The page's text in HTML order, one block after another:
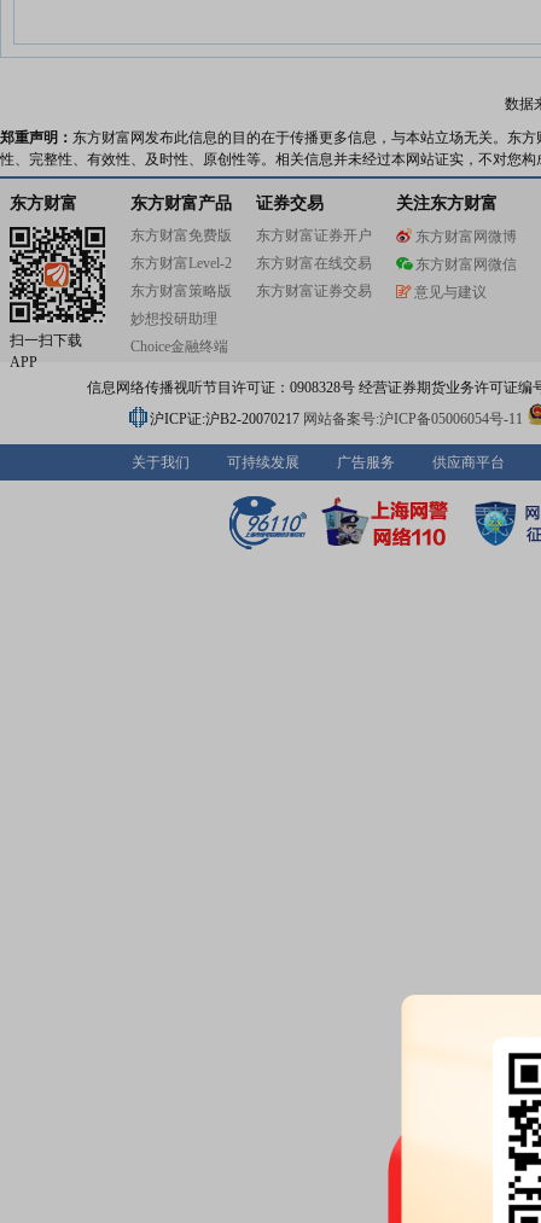
数据
郑重声明： 东方财富网发布此信息的目的在于传播更多信息，与本站立场无关。东
性、完整性、有效性、及时性、原创性等。相关信息并未经过本网站证实，不对您
东方财富
扫一扫下载
APP
东方财富产品
东方财富免费版
东方财富Level-2
东方财富策略版
妙想投研助理
Choice金融终端
证券交易
东方财富证券开户
东方财富在线交易
东方财富证券交易
关注东方财富
东方财富网微博
东方财富网微信
意见与建议
信息网络传播视听节目许可证：0908328号 经营证券期货业务许可证编
沪ICP证:沪B2-20070217 网站备案号:沪ICP备05006054号-11
关于我们 可持续发展 广告服务 供应商平台